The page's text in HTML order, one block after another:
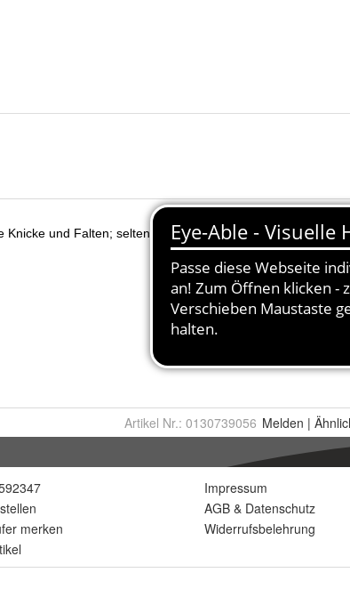
Artikel Nr.: 0130739056 Melden |
merken
Impressum
AGB & Datenschutz
Widerrufsbelehrung